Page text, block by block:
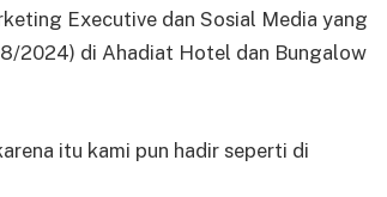
Executive dan Sosial Media yang
2024) di Ahadiat Hotel dan Bungalow
itu kami pun hadir seperti di